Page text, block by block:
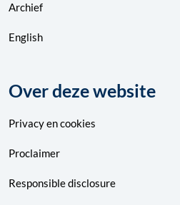
Archief
English
Over deze website
Privacyencookies
Proclaimer
Responsible disclosure